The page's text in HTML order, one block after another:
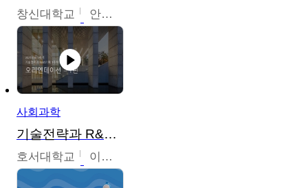
창신대학교 안소영
사회과학
기술전략과 R&D기획
호서대학교 이원희